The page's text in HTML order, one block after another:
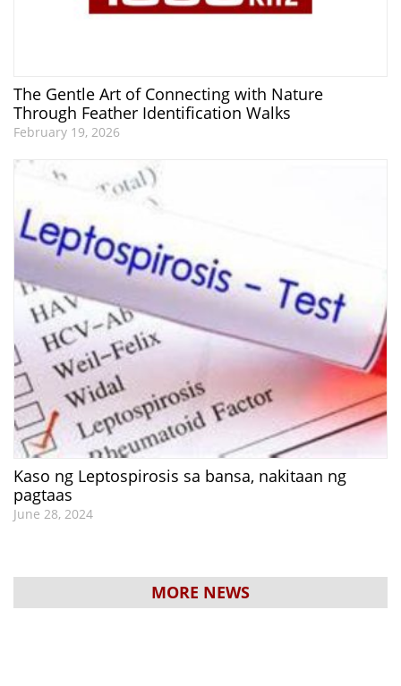
The Gentle Art of Connecting with Nature
Through Feather Identification Walks
February 19, 2026
Kaso ng Leptospirosis sa bansa, nakitaan ng
pagtaas
June 28, 2024
MORE NEWS